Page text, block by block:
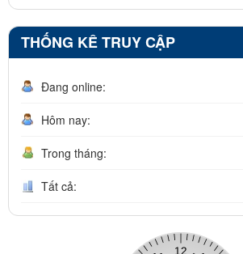
THỐNG KÊ TRUY CẬP
Đang online:
Hôm nay:
Trong tháng:
Tất cả: